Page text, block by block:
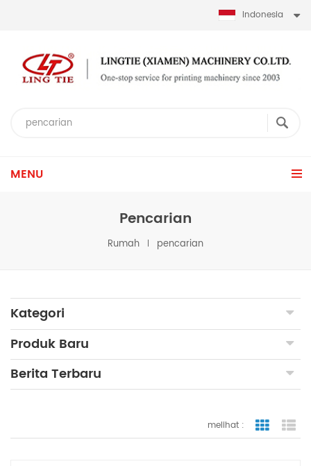
Indonesia
MENU
Pencarian
Rumah pencarian
Kategori
Produk Baru
Berita Terbaru
melihat :